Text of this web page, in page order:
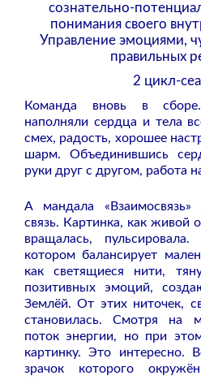
сознательно-
понимания своего
Управление эмоциями,
правильных
2 цикл-
Команда вновь в
наполняли сердца и тела
смех, радость, хорошее
шарм. Объединившись
руки друг с другом, работа
А мандала
связь. Картинка, как живой
вращалась,
котором балансирует
как светящиеся нити,
позитивных эмоций,
Землёй. От этих ниточек,
становилась. Смотря на
поток энергии, но при
картинку. Это интересно.
зрачок которого